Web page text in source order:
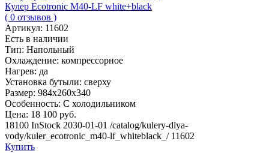
Кулер Ecotronic M40-LF white+black
( 0 отзывов )
Артикул: 11602
Есть в наличии
Тип: Напольный
Охлаждение: компрессорное
Нагрев: да
Установка бутыли: сверху
Размер: 984x260x340
Особенность: С холодильником
Цена: 18 100 руб.
18100 InStock 2030-01-01 /catalog/kulery-dlya-
vody/kuler_ecotronic_m40-lf_whiteblack_/ 11602
Купить